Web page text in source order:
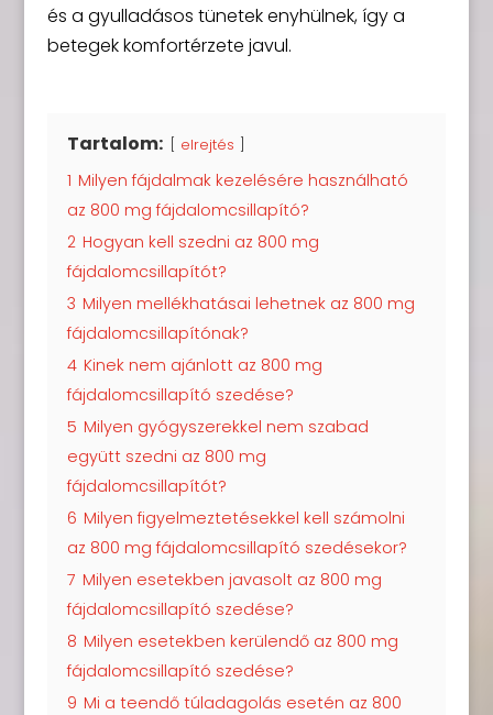
és a gyulladásos tünetek enyhülnek, így a
betegek komfortérzete javul.
Tartalom: elrejtés
1 Milyen fájdalmak kezelésére használható
az 800 mg fájdalomcsillapító?
2 Hogyan kell szedni az 800 mg
fájdalomcsillapítót?
3 Milyen mellékhatásai lehetnek az 800 mg
fájdalomcsillapítónak?
4 Kinek nem ajánlott az 800 mg
fájdalomcsillapító szedése?
5 Milyen gyógyszerekkel nem szabad
együtt szedni az 800 mg
fájdalomcsillapítót?
6 Milyen figyelmeztetésekkel kell számolni
az 800 mg fájdalomcsillapító szedésekor?
7 Milyen esetekben javasolt az 800 mg
fájdalomcsillapító szedése?
8 Milyen esetekben kerülendő az 800 mg
fájdalomcsillapító szedése?
9 Mi a teendő túladagolás esetén az 800